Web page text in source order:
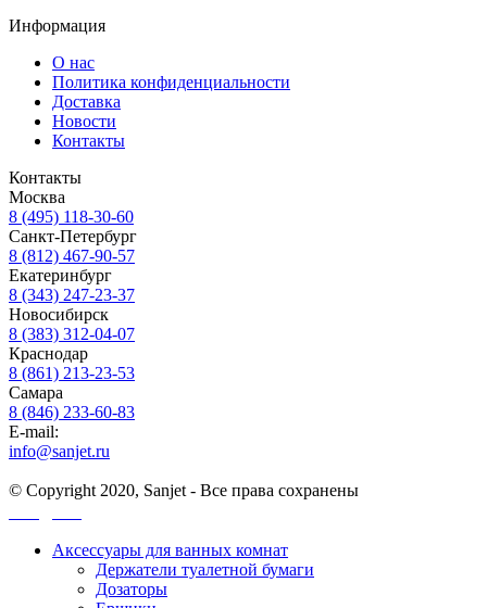
Информация
О нас
Политика конфиденциальности
Доставка
Новости
Контакты
Контакты
Москва
8 (495) 118-30-60
Санкт-Петербург
8 (812) 467-90-57
Екатеринбург
8 (343) 247-23-37
Новосибирск
8 (383) 312-04-07
Краснодар
8 (861) 213-23-53
Самара
8 (846) 233-60-83
E-mail:
info@sanjet.ru
© Copyright 2020, Sanjet - Все права сохранены
Аксессуары для ванных комнат
Держатели туалетной бумаги
Дозаторы